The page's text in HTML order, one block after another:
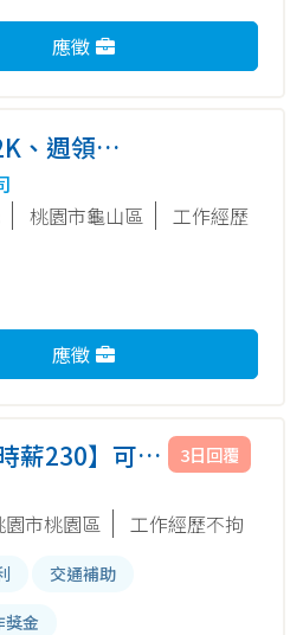
應徵
、週領
💥作業員-SD
桃園市龜山區
工作經歷
應徵
薪230】可久
塵服/可週領六
園市桃園區 工作經歷不拘
交通補助
獎金
3日回覆